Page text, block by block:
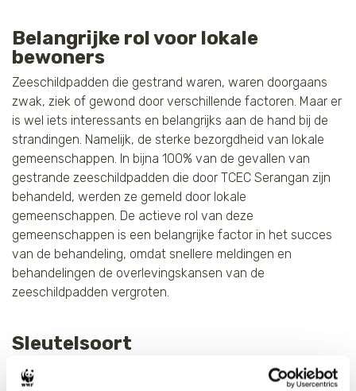
Belangrijke rol voor lokale
bewoners
Zeeschildpadden die gestrand waren, waren doorgaans
zwak, ziek of gewond door verschillende factoren. Maar er
is wel iets interessants en belangrijks aan de hand bij de
strandingen. Namelijk, de sterke bezorgdheid van lokale
gemeenschappen. In bijna 100% van de gevallen van
gestrande zeeschildpadden die door TCEC Serangan zijn
behandeld, werden ze gemeld door lokale
gemeenschappen. De actieve rol van deze
gemeenschappen is een belangrijke factor in het succes
van de behandeling, omdat snellere meldingen en
behandelingen de overlevingskansen van de
zeeschildpadden vergroten.
Sleutelsoort
Zeeschildpadden zijn een sleutelsoort in het mariene
ecosysteem. Als we ervoor zorgen dat zij overleven,